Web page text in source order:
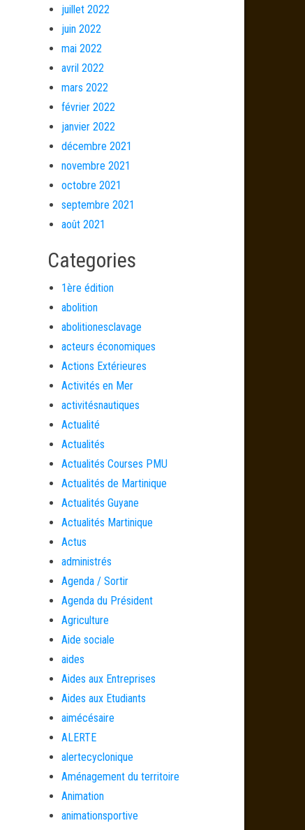
juillet 2022
juin 2022
mai 2022
avril 2022
mars 2022
février 2022
janvier 2022
décembre 2021
novembre 2021
octobre 2021
septembre 2021
août 2021
Categories
1ère édition
abolition
abolitionesclavage
acteurs économiques
Actions Extérieures
Activités en Mer
activitésnautiques
Actualité
Actualités
Actualités Courses PMU
Actualités de Martinique
Actualités Guyane
Actualités Martinique
Actus
administrés
Agenda / Sortir
Agenda du Président
Agriculture
Aide sociale
aides
Aides aux Entreprises
Aides aux Etudiants
aimécésaire
ALERTE
alertecyclonique
Aménagement du territoire
Animation
animationsportive